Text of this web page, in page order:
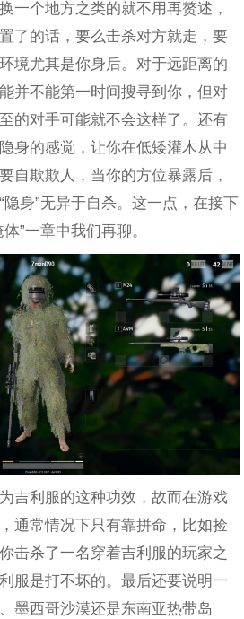
一个地方之类的就不用再赘述，
了的话，要么击杀对方就走，要
境尤其是你身后。对于远距离的
并不能第一时间搜寻到你，但对
的对手可能就不会这样了。还有
身的感觉，让你在低矮灌木从中
自欺欺人，当你的方位暴露后，
身”无异于自杀。这一点，在接下
”一章中我们再聊。
吉利服的这种功效，故而在游戏
通常情况下只有靠拼命，比如捡
击杀了一名穿着吉利服的玩家之
服是打不坏的。最后还要说明一
墨西哥沙漠还是东南亚热带岛